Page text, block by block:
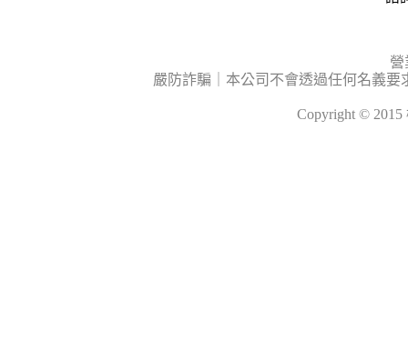
營
嚴防詐騙｜本公司不會透過任何名義
Copyright ©